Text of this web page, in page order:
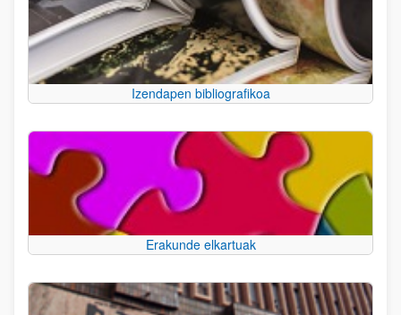
Izendapen bibliografikoa
Erakunde elkartuak